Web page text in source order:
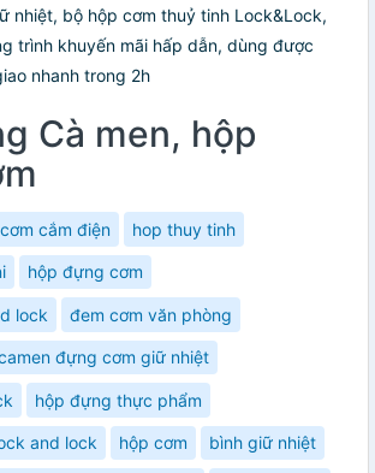
nhiệt, bộ hộp cơm thuỷ tinh Lock&Lock,
trình khuyến mãi hấp dẫn, dùng được
nhanh trong 2h
Cà men, hộp
cắm điện hop thuy tinh
hộp đựng cơm
lock đem cơm văn phòng
đựng cơm giữ nhiệt
hộp đựng thực phẩm
and lock hộp cơm bình giữ nhiệt